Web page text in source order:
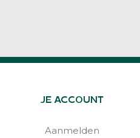
JE ACCOUNT
Aanmelden